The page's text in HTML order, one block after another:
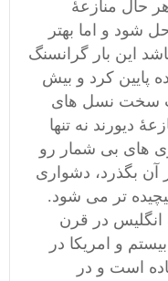
حال منازعۀ
شود و اما بهتر
این بار گرانسنگ
پایین کرد و بیش
سخت نسل های
دیورند نه تنها
های بی شمار رو
آن بگذرد، دشواری
تر می شود.
انگلیس در قرن
و امریکا در
است و در